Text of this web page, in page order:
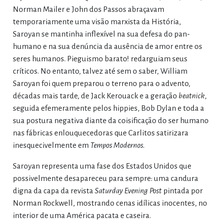
Norman Mailer e John dos Passos abraçavam
temporariamente uma visão marxista da História,
Saroyan se mantinha inflexível na sua defesa do pan-
humano e na sua denúncia da ausência de amor entre os
seres humanos. Pieguismo barato! redarguiam seus
críticos. No entanto, talvez até sem o saber, William
Saroyan foi quem preparou o terreno para o advento,
décadas mais tarde, de Jack Kerouack e a geração beatnick,
seguida efemeramente pelos hippies, Bob Dylan e toda a
sua postura negativa diante da coisificação do ser humano
nas fábricas enlouquecedoras que Carlitos satirizara
inesquecivelmente em Tempos Modernos.
Saroyan representa uma fase dos Estados Unidos que
possivelmente desapareceu para sempre: uma candura
digna da capa da revista Saturday Evening Postpintada por
Norman Rockwell, mostrando cenas idílicas inocentes, no
interior de uma América pacata e caseira.